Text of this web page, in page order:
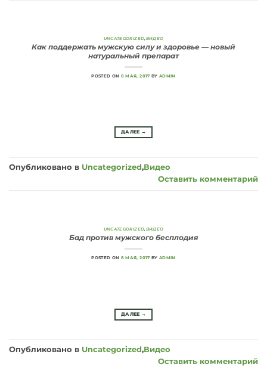
UNCATEGORIZED, ВИДЕО
Как поддержать мужскую силу и здоровье — новый
натуральный препарат
POSTED ON 8 МАЯ, 2017 BYADMIN
ДАЛЕЕ →
Опубликовано в Uncategorized,Видео
Оставить комментарий
UNCATEGORIZED,ВИДЕО
Бад против мужского бесплодия
POSTED ON 8 МАЯ, 2017 BYADMIN
ДАЛЕЕ →
Опубликовано в Uncategorized,Видео
Оставить комментарий